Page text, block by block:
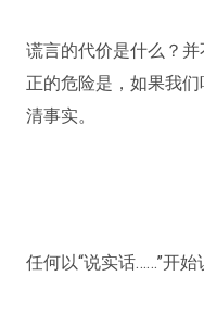
谎言的代价是什么？
正的危险是，如果我
清事实。
任何以“说实话……”开始